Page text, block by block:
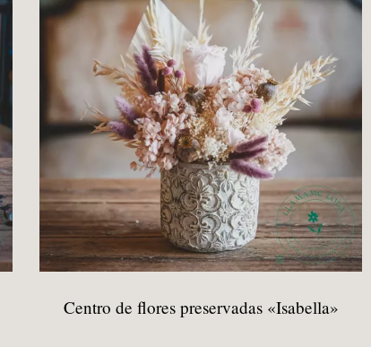
Centro de flores preservadas «Isabella»